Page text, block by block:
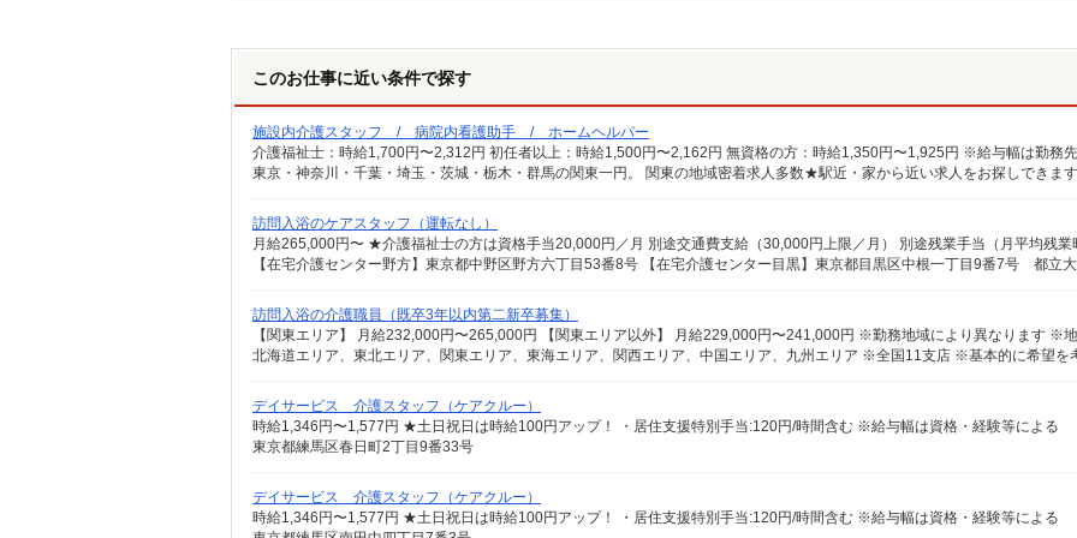
このお仕事に近い条件で探す
施設内介護スタッフ / 病院内看護助手 / ホームヘルパー
東京・神奈川・千葉・埼玉・茨城・栃木・群馬の関東一円。 関東の地域密着求人多数★駅近・家から近い求人をお探しできます
訪問入浴のケアスタッフ（運転なし）
訪問入浴の介護職員（既卒3年以内第二新卒募集）
デイサービス 介護スタッフ（ケアクルー）
時給1,346円〜1,577円 ★土日祝日は時給100円アップ！ ・居住支援特別手当:120円/時間含む ※給与幅は資格・経験等による
東京都練馬区春日町2丁目9番33号
デイサービス 介護スタッフ（ケアクルー）
時給1,346円〜1,577円 ★土日祝日は時給100円アップ！ ・居住支援特別手当:120円/時間含む ※給与幅は資格・経験等による